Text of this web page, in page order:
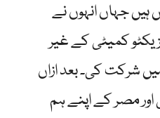
ہیں جہاں انہوں نے
کمیٹی کے غیر
شرکت کی۔ بعد ازاں
مصر کے اپنے ہم